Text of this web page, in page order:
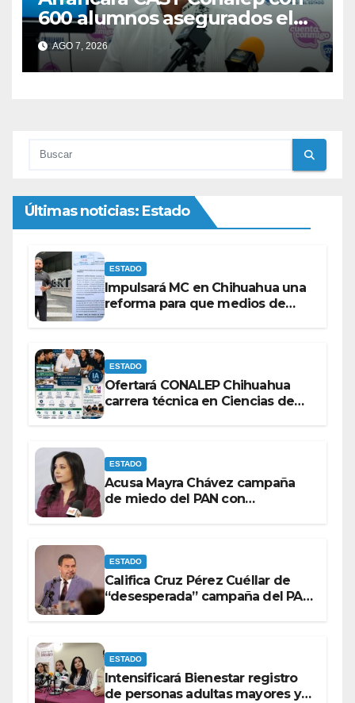
600 alumnos asegurados el
próximo ciclo.
AGO 7, 2026
Últimas noticias: Estado
ESTADO
Impulsará MC en Chihuahua una
reforma para que medios de
ESTADO
Ofertará CONALEP Chihuahua
carrera técnica en Ciencias de
ESTADO
Acusa Mayra Chávez campaña
de miedo del PAN con
ESTADO
Califica Cruz Pérez Cuéllar de
“desesperada” campaña del PAN
ESTADO
Intensificará Bienestar registro
de personas adultas mayores y